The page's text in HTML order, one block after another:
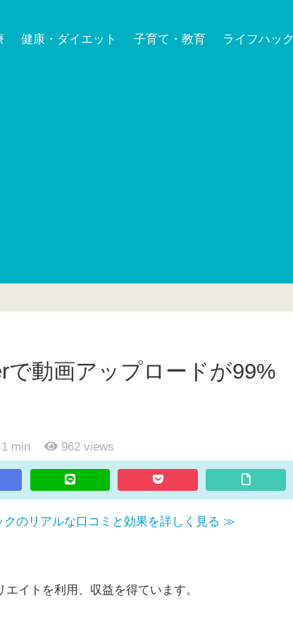
健康・ダイエット 子育て・教育 ライフハック
で動画アップロードが99%
1 min 962 views
クのリアルな口コミと効果を詳しく見る ≫
イトを利用、収益を得ています。